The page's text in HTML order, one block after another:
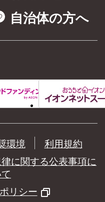
自治体の方へ
環境
利用規約
に関する公表事項に
リシー